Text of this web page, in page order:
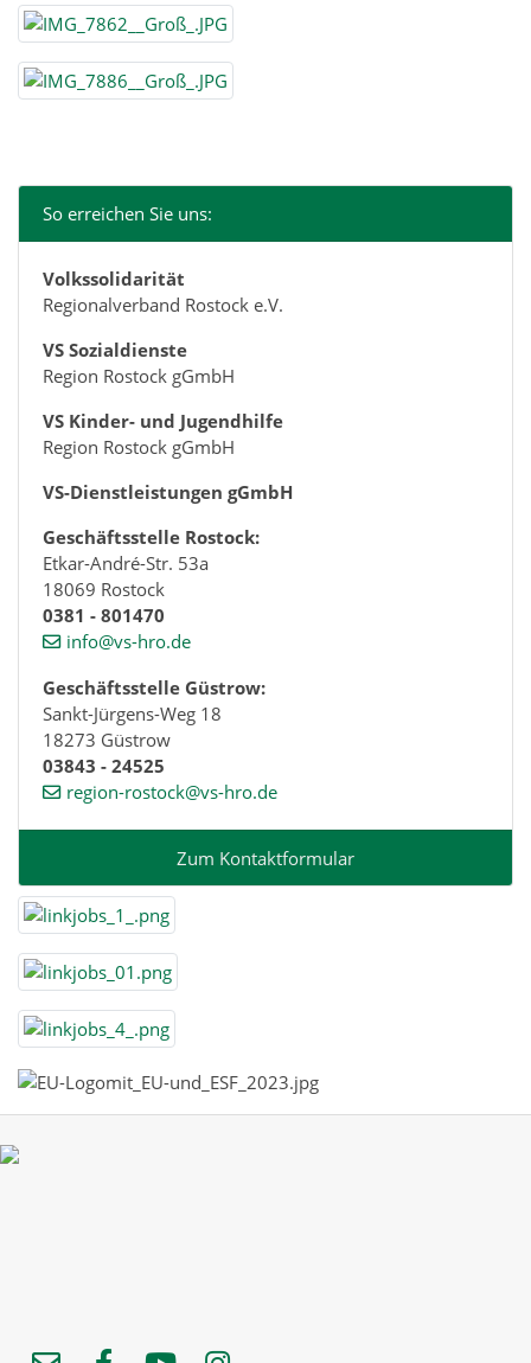
So erreichen Sie uns:
Volkssolidarität
Regionalverband Rostock e.V.
VS Sozialdienste
Region Rostock gGmbH
VS Kinder- und Jugendhilfe
Region Rostock gGmbH
VS-Dienstleistungen gGmbH
Geschäftsstelle Rostock:
Etkar-André-Str. 53a
18069 Rostock
0381 - 801470
info@vs-hro.de
Geschäftsstelle Güstrow:
Sankt-Jürgens-Weg 18
18273 Güstrow
03843 - 24525
region-rostock@vs-hro.de
Zum Kontaktformular